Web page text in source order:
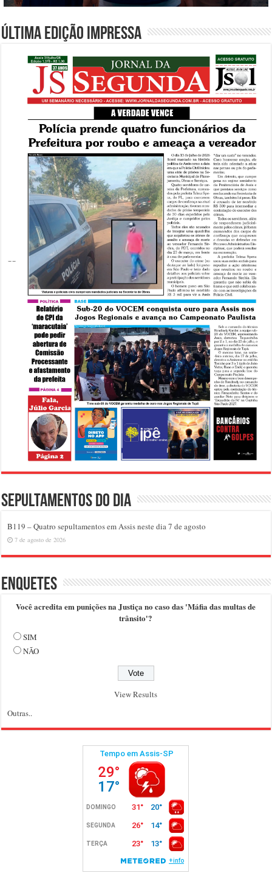
Última edição impressa
Sepultamentos do dia
B119 – Quatro sepultamentos em Assis neste dia 7 de agosto
7 de agosto de 2026
Enquetes
Você acredita em punições na Justiça no caso das 'Máfia das multas de
trânsito'?
SIM
NÃO
View Results
Outras..